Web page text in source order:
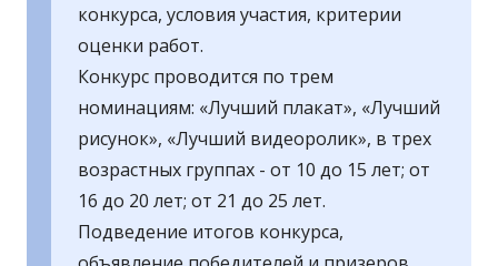
конкурса, условия участия, критерии
оценки работ.
Конкурс проводится по трем
номинациям: «Лучший плакат», «Лучший
рисунок», «Лучший видеоролик», в трех
возрастных группах - от 10 до 15 лет; от
16 до 20 лет; от 21 до 25 лет.
Подведение итогов конкурса,